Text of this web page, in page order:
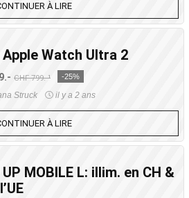
À LIRE
Apple Watch Ultra 2
CHF 799.-¹ -25%
Struck il y a 2 ans
À LIRE
UP MOBILE L: illim. en CH &